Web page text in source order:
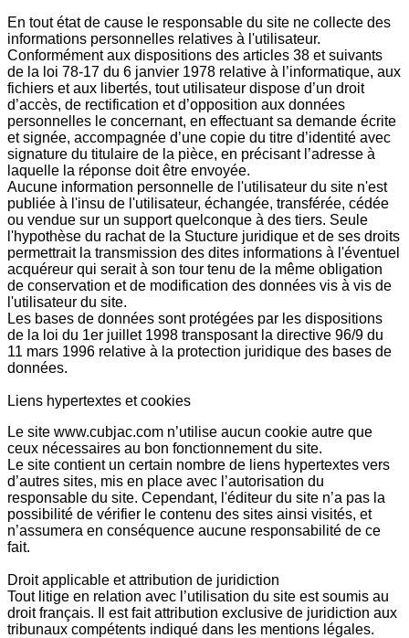
En tout état de cause le responsable du site ne collecte des
informations personnelles relatives à l'utilisateur.
Conformément aux dispositions des articles 38 et suivants
de la loi 78-17 du 6 janvier 1978 relative à l’informatique, aux
fichiers et aux libertés, tout utilisateur dispose d’un droit
d’accès, de rectification et d’opposition aux données
personnelles le concernant, en effectuant sa demande écrite
et signée, accompagnée d’une copie du titre d’identité avec
signature du titulaire de la pièce, en précisant l’adresse à
laquelle la réponse doit être envoyée.
Aucune information personnelle de l'utilisateur du site n'est
publiée à l'insu de l'utilisateur, échangée, transférée, cédée
ou vendue sur un support quelconque à des tiers. Seule
l'hypothèse du rachat de la Stucture juridique et de ses droits
permettrait la transmission des dites informations à l'éventuel
acquéreur qui serait à son tour tenu de la même obligation
de conservation et de modification des données vis à vis de
l'utilisateur du site.
Les bases de données sont protégées par les dispositions
de la loi du 1er juillet 1998 transposant la directive 96/9 du
11 mars 1996 relative à la protection juridique des bases de
données.
Liens hypertextes et cookies
Le site www.cubjac.com n’utilise aucun cookie autre que
ceux nécessaires au bon fonctionnement du site.
Le site contient un certain nombre de liens hypertextes vers
d’autres sites, mis en place avec l’autorisation du
responsable du site. Cependant, l'éditeur du site n’a pas la
possibilité de vérifier le contenu des sites ainsi visités, et
n’assumera en conséquence aucune responsabilité de ce
fait.
Droit applicable et attribution de juridiction
Tout litige en relation avec l’utilisation du site est soumis au
droit français. Il est fait attribution exclusive de juridiction aux
tribunaux compétents indiqué dans les mentions légales.